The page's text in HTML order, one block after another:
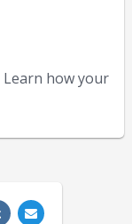
Learn how your